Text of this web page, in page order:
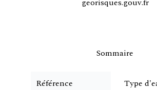
georisques.gouv.fr
Sommaire
Référence
Type